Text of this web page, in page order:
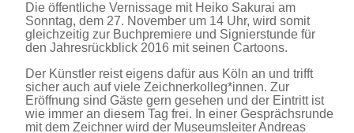
Die öffentliche Vernissage mit Heiko Sakurai am
Sonntag, dem 27. November um 14 Uhr, wird somit
gleichzeitig zur Buchpremiere und Signierstunde für
den Jahresrückblick 2016 mit seinen Cartoons.
Der Künstler reist eigens dafür aus Köln an und trifft
sicher auch auf viele Zeichnerkolleg*innen. Zur
Eröffnung sind Gäste gern gesehen und der Eintritt ist
wie immer an diesem Tag frei. In einer Gesprächsrunde
mit dem Zeichner wird der Museumsleiter Andreas